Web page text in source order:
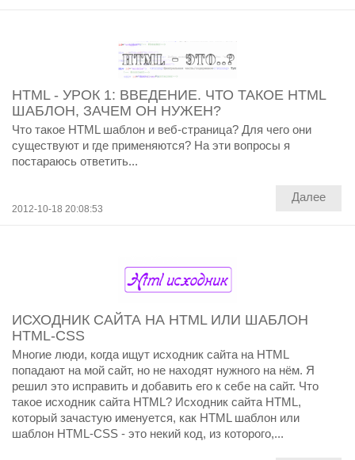
HTML - УРОК 1: ВВЕДЕНИЕ. ЧТО ТАКОЕ HTML
ШАБЛОН, ЗАЧЕМ ОН НУЖЕН?
Что такое HTML шаблон и веб-страница? Для чего они
существуют и где применяются? На эти вопросы я
постараюсь ответить...
2012-10-18 20:08:53
Далее
ИСХОДНИК САЙТА НА HTML ИЛИ ШАБЛОН
HTML-CSS
Многие люди, когда ищут исходник сайта на HTML
попадают на мой сайт, но не находят нужного на нём. Я
решил это исправить и добавить его к себе на сайт. Что
такое исходник сайта HTML? Исходник сайта HTML,
который зачастую именуется, как HTML шаблон или
шаблон HTML-CSS - это некий код, из которого,...